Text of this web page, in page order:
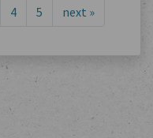
4 5 next »